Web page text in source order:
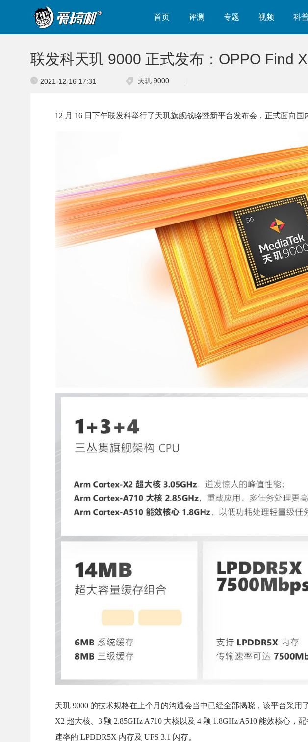
首页 评测 专题 视频 科
联发科天玑 9000 正式发布：OPPO Find
2021-12-16 17:31 天玑 9000
12 月 16 日下午联发科举行了天玑旗舰战略暨新平台发布会，正式面向国
天玑 9000 的技术规格在上个月的沟通会当中已经全部揭晓，该平台采用
X2 超大核、3 颗 2.85GHz A710 大核以及 4 颗 1.8GHz A510 能效核心，
速率的 LPDDR5X 内存及 UFS 3.1 闪存。